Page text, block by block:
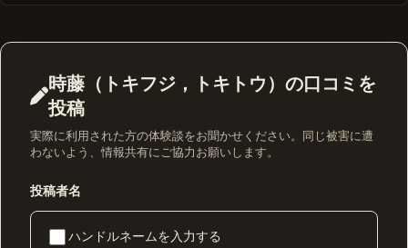
時藤（トキフジ，トキトウ）の口コミを
投稿
実際に利用された方の体験談をお聞かせください。同じ被害に遭
わないよう、情報共有にご協力お願いします。
投稿者名
ハンドルネームを入力する